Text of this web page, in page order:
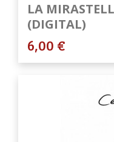
LA
(DIGITAL)
6,00 €